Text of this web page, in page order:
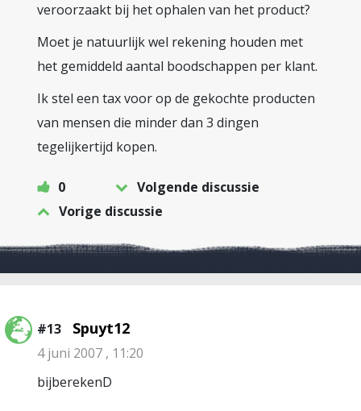
veroorzaakt bij het ophalen van het product?
Moet je natuurlijk wel rekening houden met
het gemiddeld aantal boodschappen per klant.
Ik stel een tax voor op de gekochte producten
van mensen die minder dan 3 dingen
tegelijkertijd kopen.
0
Volgende discussie
Vorige discussie
#13 Spuyt12
4 juni 2007 , 11:20
bijberekenD